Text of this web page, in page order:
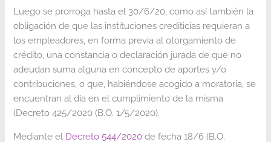
Luego se prorroga hasta el 30/6/20, como así también la
obligación de que las instituciones crediticias requieran a
los empleadores, en forma previa al otorgamiento de
crédito, una constancia o declaración jurada de que no
adeudan suma alguna en concepto de aportes y/o
contribuciones, o que, habiéndose acogido a moratoria, se
encuentran al día en el cumplimiento de la misma
(Decreto 425/2020 (B.O. 1/5/2020).
Mediante el Decreto 544/2020 de fecha 18/6 (B.O.